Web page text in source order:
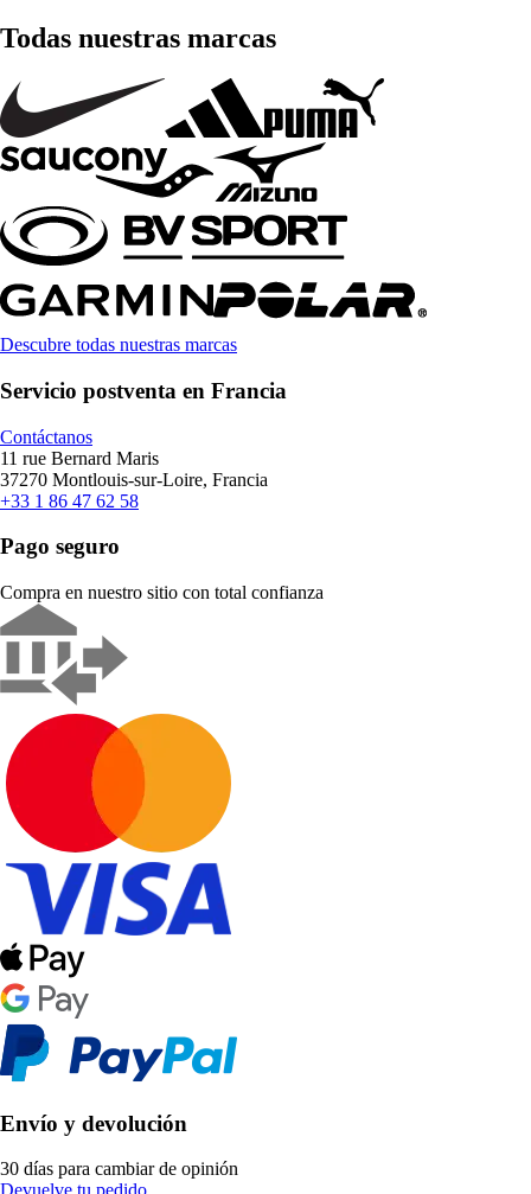
Todas nuestras marcas
Descubre todas nuestras marcas
Servicio postventa en Francia
Contáctanos
11 rue Bernard Maris
37270 Montlouis-sur-Loire, Francia
+33 1 86 47 62 58
Pago seguro
Compra en nuestro sitio con total confianza
Envío y devolución
30 días para cambiar de opinión